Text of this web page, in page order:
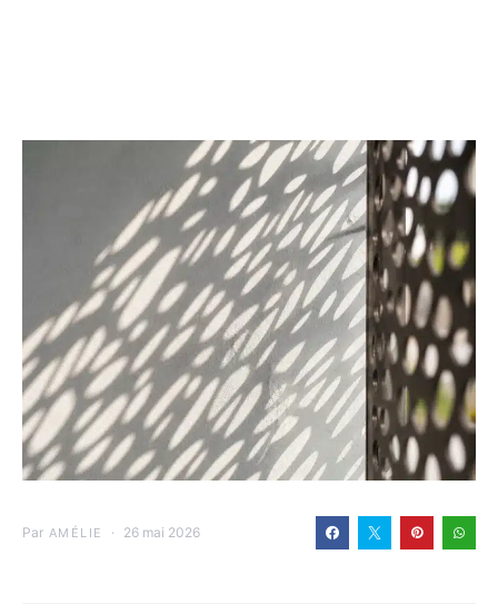
Par AMÉLIE 26 mai 2026